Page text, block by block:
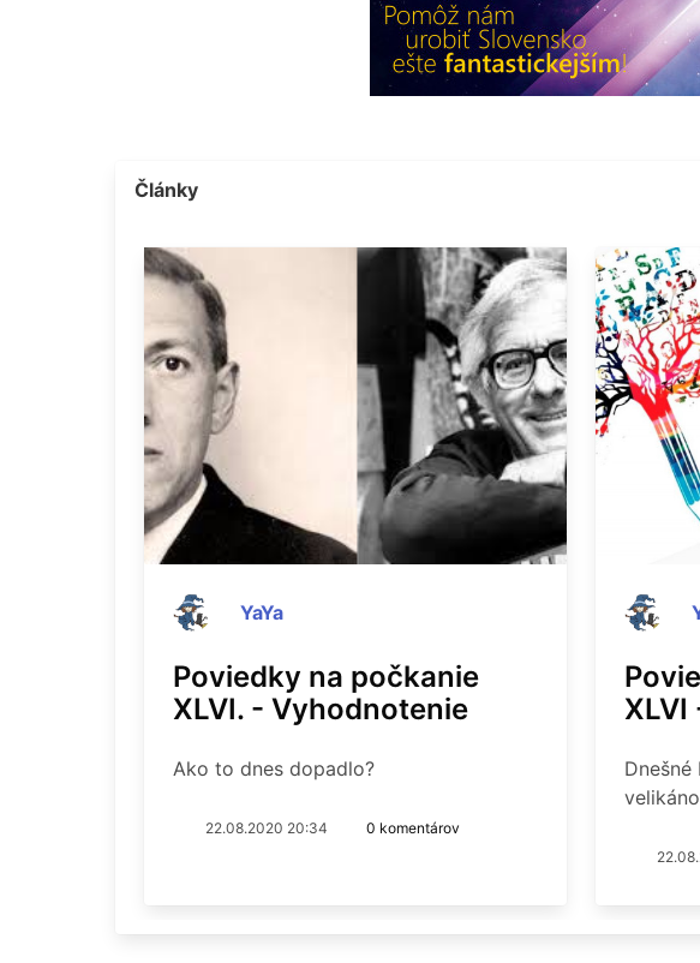
Články
YaYa
Poviedky na počkanie
XLVI. - Vyhodnotenie
Ako to dnes dopadlo?
22.08.2020 20:34 0 komentárov
XLVI
Dnešné